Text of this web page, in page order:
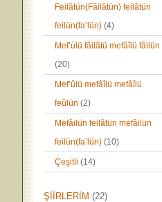
Feilâtün(Fâilâtün) feilâtün
feilün(fa’lün) (4)
Mef’ùlü fâilâtü mefâîlü fâilün
(20)
Mef’ûlü mefâîlü mefâîlü
feûlün (2)
Mefâilün feilâtün mefâilün
feilün(fa’lün) (10)
Çeşitli (14)
ŞİİRLERİM (22)